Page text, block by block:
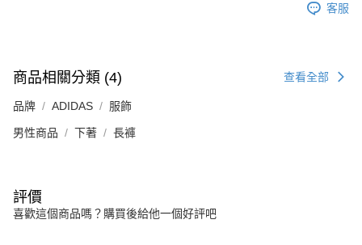
客服
商品相關分類 (4) 查看全部
品牌 ADIDAS 服飾
男性商品 下著 長褲
評價
喜歡這個商品嗎？購買後給他一個好評吧